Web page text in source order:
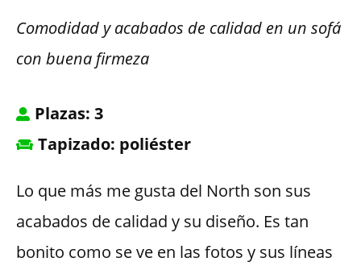
Comodidad y acabados de calidad en un sofá
con buena firmeza
Plazas: 3
Tapizado: poliéster
Lo que más me gusta del North son sus
acabados de calidad y su diseño. Es tan
bonito como se ve en las fotos y sus líneas